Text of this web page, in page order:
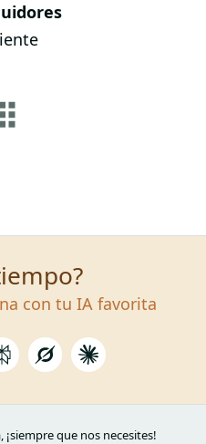
con tu IA favorita
¡siempre que nos necesites!